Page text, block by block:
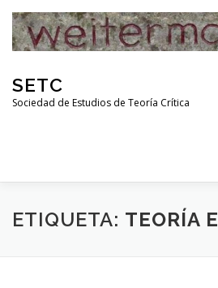
content
SETC
Sociedad de Estudios de Teoría Crítica
HOME NOTICIAS
ETIQUETA: TEORÍA